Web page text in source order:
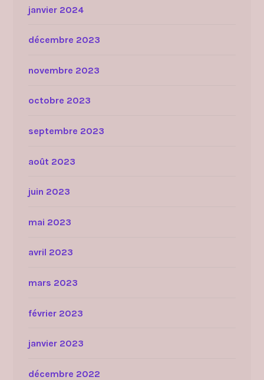
janvier 2024
décembre 2023
novembre 2023
octobre 2023
septembre 2023
août 2023
juin 2023
mai 2023
avril 2023
mars 2023
février 2023
janvier 2023
décembre 2022